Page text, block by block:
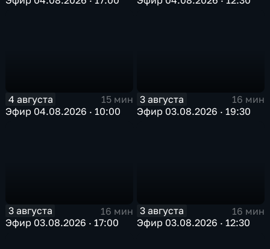
4 августа
15 мин
Эфир 04.08.2026 · 10:00
3 августа
16 мин
Эфир 03.08.2026 · 19:30
3 августа
16 мин
Эфир 03.08.2026 · 17:00
3 августа
16 мин
Эфир 03.08.2026 · 12:30